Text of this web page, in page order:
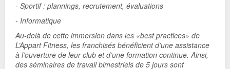
- Sportif : plannings, recrutement, évaluations
- Informatique
Au-delà de cette immersion dans les «best practices» de
L’Appart Fitness, les franchisés bénéficient d’une assistance
à l’ouverture de leur club et d’une formation continue. Ainsi,
des séminaires de travail bimestriels de 5 jours sont